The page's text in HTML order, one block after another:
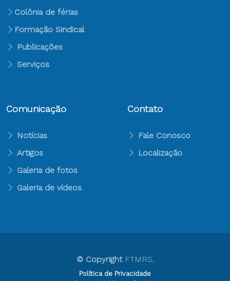
Colônia de férias
Formação Sindical
Publicações
Serviços
Comunicação
Notícias
Artigos
Galeria de fotos
Galeria de vídeos
Contato
Fale Conosco
Localização
© Copyright FTMRS.
Política de Privacidade